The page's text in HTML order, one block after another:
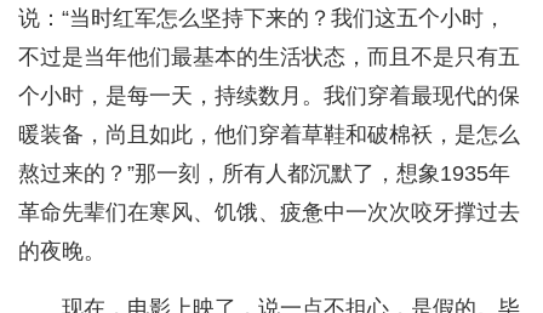
说：“当时红军怎么坚持下来的？我们这五个小时，
不过是当年他们最基本的生活状态，而且不是只有五
个小时，是每一天，持续数月。我们穿着最现代的保
暖装备，尚且如此，他们穿着草鞋和破棉袄，是怎么
熬过来的？”那一刻，所有人都沉默了，想象1935年
革命先辈们在寒风、饥饿、疲惫中一次次咬牙撑过去
的夜晚。